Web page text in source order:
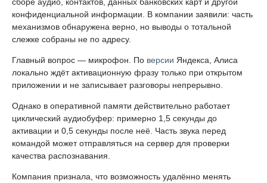
конфиденциальной информации. В компании заявили: часть
механизмов обнаружена верно, но выводы о тотальной
слежке собраны не по адресу.
Главный вопрос — микрофон. По версии Яндекса, Алиса
локально ждёт активационную фразу только при открытом
приложении и не записывает разговоры непрерывно.
Однако в оперативной памяти действительно работает
циклический аудиобуфер: примерно 1,5 секунды до
активации и 0,5 секунды после неё. Часть звука перед
командой может отправляться на сервер для проверки
качества распознавания.
Компания признала, что возможность удалённо менять